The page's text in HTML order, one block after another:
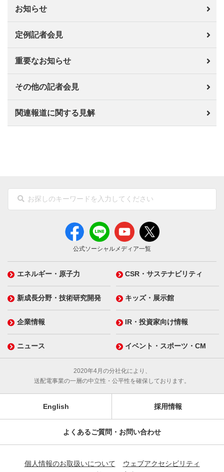
お知らせ
定例記者会見
重要なお知らせ
その他の記者会見
関連報道に関する見解
公式ソーシャルメディア一覧
エネルギー・原子力 CSR・サステナビリティ
新成長分野・技術研究開発 キッズ・展示館
企業情報 IR・投資家向け情報
ニュース イベント・スポーツ・CM
2020年4月の分社化により、
送配電事業の一層の中立性・公平性を確保しております。
English 採用情報
よくあるご質問・お問い合わせ
個人情報のお取扱いについて
ウェブアクセシビリティ